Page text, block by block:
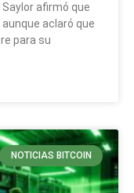
afirmó que
aclaró que
para su
NOTICIAS BITCOIN